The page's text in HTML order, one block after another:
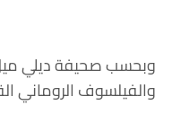
وبحسب صحيفة ديلي ميل
والفيلسوف الروماني